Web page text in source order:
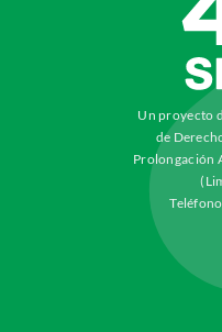
Un proyecto
de
Prolongación